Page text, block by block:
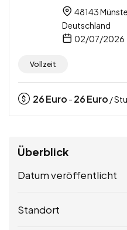
48143
Deutschland
02/07/2026
Vollzeit
26Euro - 26Euro /
Überblick
Datum veröffentlicht
Standort